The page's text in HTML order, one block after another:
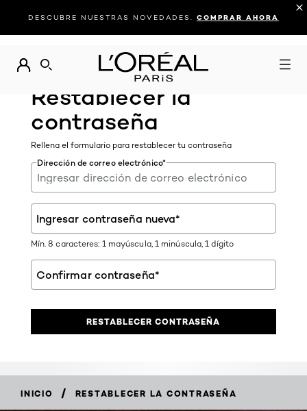
DESCUBRE NUESTRAS NOVEDADES. COMPRAR AHORA
BUSCAR
Restablecer la
contraseña
Rellena el formulario para restablecer tu contraseña
Dirección de correo electrónico*
Ingresar contraseña nueva*
Mín. 8 caracteres: 1 mayúscula, 1 minúscula, 1 dígito
Confirmar contraseña*
RESTABLECER CONTRASEÑA
INICIO / RESTABLECER LA CONTRASEÑA